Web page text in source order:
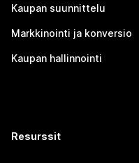
Kaupan suunnittelu
Markkinointi ja konversio
Kaupan hallinnointi
Resurssit